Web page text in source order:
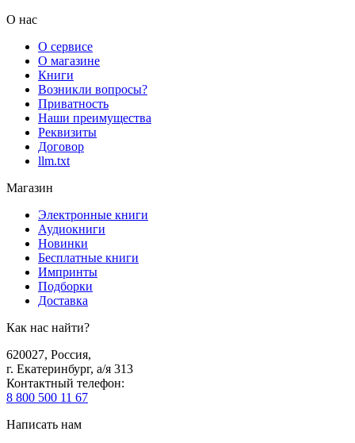
О нас
О сервисе
О магазине
Книги
Возникли вопросы?
Приватность
Наши преимущества
Реквизиты
Договор
llm.txt
Магазин
Электронные книги
Аудиокниги
Новинки
Бесплатные книги
Импринты
Подборки
Доставка
Как нас найти?
620027, Россия,
г. Екатеринбург, а/я 313
Контактный телефон:
8 800 500 11 67
Написать нам